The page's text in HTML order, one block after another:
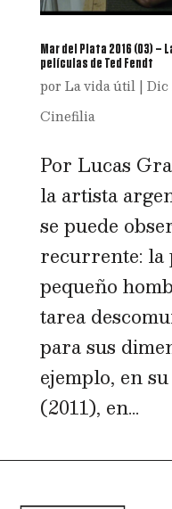
Mar del Plata 2016 (03) –
películas de Ted Fendt
por La vida útil| Dic
Cinefilia
Por Lucas
la artista
se puede
recurrente: la
pequeño
tarea
para sus
ejemplo, en
(2011), en...